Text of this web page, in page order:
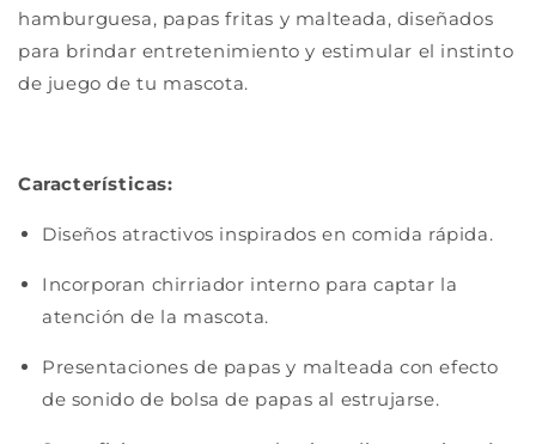
hamburguesa, papas fritas y malteada, diseñados
para brindar entretenimiento y estimular el instinto
de juego de tu mascota.
Características:
Diseños atractivos inspirados en comida rápida.
Incorporan chirriador interno para captar la
atención de la mascota.
Presentaciones de papas y malteada con efecto
de sonido de bolsa de papas al estrujarse.